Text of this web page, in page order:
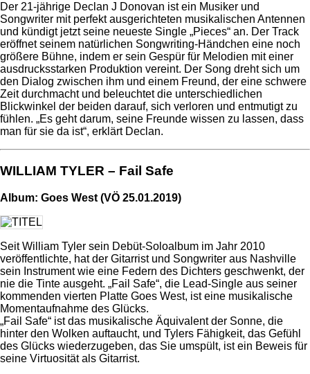
Der 21-jährige Declan J Donovan ist ein Musiker und
Songwriter mit perfekt ausgerichteten musikalischen Antennen
und kündigt jetzt seine neueste Single „Pieces“ an. Der Track
eröffnet seinem natürlichen Songwriting-Händchen eine noch
größere Bühne, indem er sein Gespür für Melodien mit einer
ausdrucksstarken Produktion vereint. Der Song dreht sich um
den Dialog zwischen ihm und einem Freund, der eine schwere
Zeit durchmacht und beleuchtet die unterschiedlichen
Blickwinkel der beiden darauf, sich verloren und entmutigt zu
fühlen. „Es geht darum, seine Freunde wissen zu lassen, dass
man für sie da ist“, erklärt Declan.
WILLIAM TYLER – Fail Safe
Album: Goes West (VÖ 25.01.2019)
Seit William Tyler sein Debüt-Soloalbum im Jahr 2010
veröffentlichte, hat der Gitarrist und Songwriter aus Nashville
sein Instrument wie eine Federn des Dichters geschwenkt, der
nie die Tinte ausgeht. „Fail Safe“, die Lead-Single aus seiner
kommenden vierten Platte Goes West, ist eine musikalische
Momentaufnahme des Glücks.
„Fail Safe“ ist das musikalische Äquivalent der Sonne, die
hinter den Wolken auftaucht, und Tylers Fähigkeit, das Gefühl
des Glücks wiederzugeben, das Sie umspült, ist ein Beweis für
seine Virtuosität als Gitarrist.